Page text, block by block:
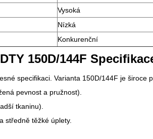
Vysoká
Nízká
Konkurenční
150D/144F
specifikaci. Varianta 150D/144F je široce
pevnost a pružnost).
tkaninu).
středně těžké úplety.